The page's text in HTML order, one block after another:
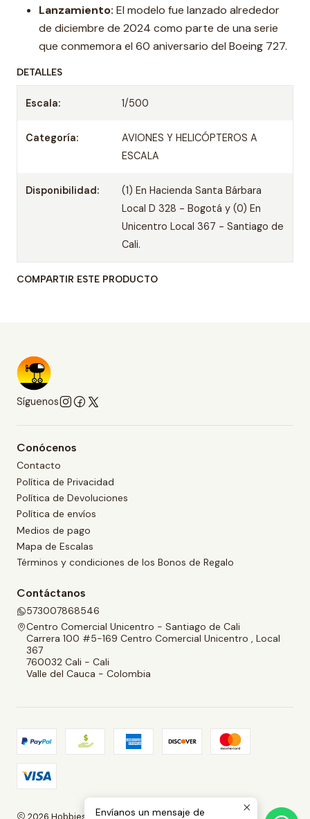
Lanzamiento: El modelo fue lanzado alrededor
de diciembre de 2024 como parte de una serie
que conmemora el 60 aniversario del Boeing 727.
DETALLES
Escala: 1/500
Categoría:
AVIONES Y HELICÓPTEROS A
ESCALA
Disponibilidad:
(1) En Hacienda Santa Bárbara
Local D 328 - Bogotá y (0) En
Unicentro Local 367 - Santiago de
Cali.
COMPARTIR ESTE PRODUCTO
Síguenos
Conócenos
Contacto
Política de Privacidad
Política de Devoluciones
Política de envíos
Medios de pago
Mapa de Escalas
Términos y condiciones de los Bonos de Regalo
Contáctanos
573007868546
Centro Comercial Unicentro - Santiago de Cali
Carrera 100 #5-169 Centro Comercial Unicentro , Local
367
760032 Cali - Cali
Valle del Cauca - Colombia
Envíanos un mensaje de